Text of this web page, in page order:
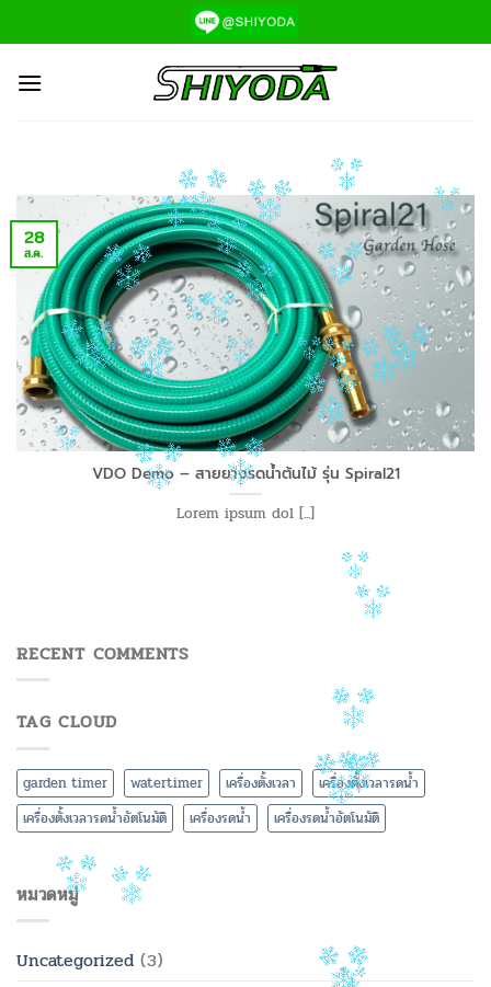
ไป
เนื้อหา
VDO Demo – สายยางรดน้ำต้นไม้ รุ่น Spiral21
Lorem ipsum dol [...]
28
ส.ค.
RECENT COMMENTS
TAG CLOUD
garden timer watertimer เครื่องตั้งเวลา
เครื่องตั้งเวลารดน้ำ
เครื่องตั้งเวลารดน้ำอัตโนมัติ
เครื่องรดน้ำ เครื่องรดน้ำอัตโนมัติ
หมวดหมู่
Uncategorized (3)